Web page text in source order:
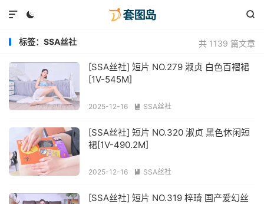
 

共 1139 篇文章
标签：SSA丝社
[SSA丝社] 短片 NO.279 淑贞 白色百褶裙
[1V-545M]
2025-12-16  SSA丝社
[SSA丝社] 短片 NO.320 淑贞 黑色休闲短
裙[1V-490.2M]
2025-12-16  SSA丝社
[SSA丝社] 短片 NO.319 梓琦 国产爱幻丝